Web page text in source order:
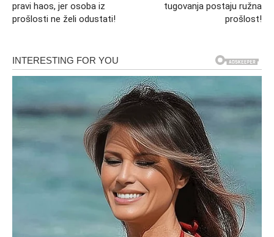
pravi haos, jer osoba iz
prošlosti ne želi odustati!
tugovanja postaju ružna
prošlost!